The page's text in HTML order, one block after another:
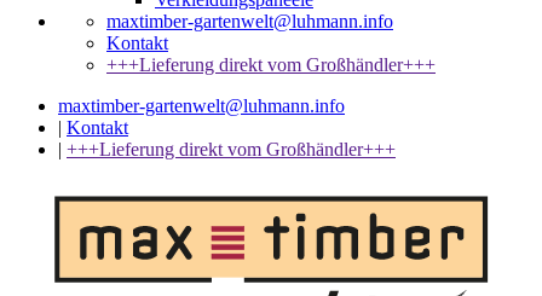
maxtimber-gartenwelt@luhmann.info
Kontakt
+++Lieferung direkt vom Großhändler+++
maxtimber-gartenwelt@luhmann.info
| Kontakt
| +++Lieferung direkt vom Großhändler+++